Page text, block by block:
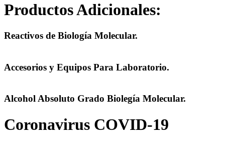
Productos Adicionales:
Reactivos de Biología Molecular.
Accesorios y Equipos Para Laboratorio.
Alcohol Absoluto Grado Biolegía Molecular.
Coronavirus COVID-19